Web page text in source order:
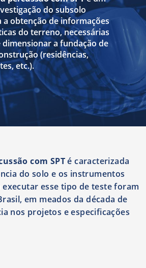
do subsolo
a obtenção de informações
do terreno, necessárias
a fundação de
(residências,
etc.).
com SPTé caracterizada
do solo e os instrumentos
esse tipo de teste foram
em meados da década de
nos projetos e especificações